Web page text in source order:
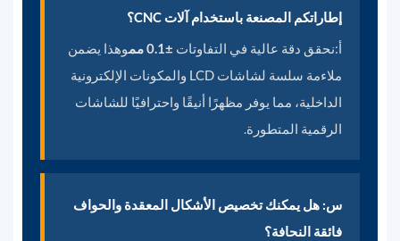
إطاراتكم المصنعة باستخدام آلات CNC؟
أ:نحقق دقة عالية في التفاوتات ±0.1 مم
وهذا يضمن
ملاءمة سلسة لشاشات LCD والمكونات الإلكترونية
الداخلية، مما يوفر مظهرًا أنيقًا واحترافيًا للشاشات
الرقمية المتطورة.
س: هل يمكنك تخصيص الأشكال المعقدة والحواف
فائقة النحافة؟